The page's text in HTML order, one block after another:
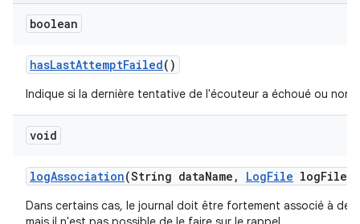
boolean
hasLastAttemptFailed()
Indique si la dernière tentative de l'écouteur a échoué ou non.
void
logAssociation(String dataName , LogFile logFile)
Dans certains cas, le journal doit être fortement associé à